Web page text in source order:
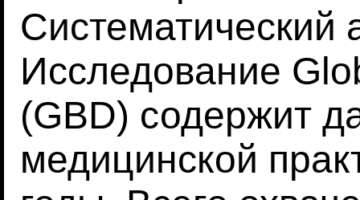
Систематический
Исследование
(GBD) содержит
медицинской